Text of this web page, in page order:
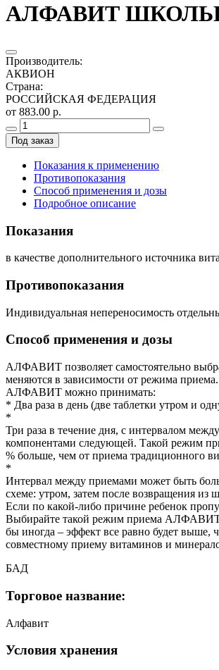
АЛФАВИТ
Производитель:
АКВИОН
Страна:
РОССИЙСКАЯ ФЕДЕРАЦИЯ
от 883.00 р.
Под заказ
Показания к применению
Противопоказания
Способ применения и дозы
Подробное описание
Показания
в качестве дополнительного источника
Противопоказания
Индивидуальная непереносимость
Способ применения и дозы
АЛФАВИТ позволяет самостоятельно
меняются в зависимости от режима приема.
АЛФАВИТ можно принимать:
* Два раза в день (две таблетки утром и
*
Три раза в течение дня, с интервалом
компонентами следующей. Такой режим
% больше, чем от приема традиционного
*
Интервал между приемами может быть
схеме: утром, затем после возвращения
Если по какой-либо причине ребенок
Выбирайте такой режим приема
бы иногда – эффект все равно будет
совместному приему витаминов и
БАД
Торговое название:
Алфавит
Условия хранения